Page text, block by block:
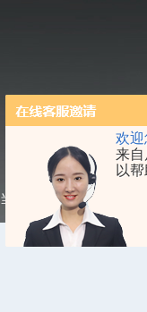
欢迎
来
以
当前位置：首页